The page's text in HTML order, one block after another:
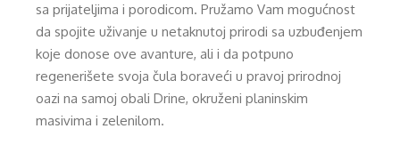
sa prijateljima i porodicom. Pružamo Vam mogućnost
da spojite uživanje u netaknutoj prirodi sa uzbuđenjem
koje donose ove avanture, ali i da potpuno
regenerišete svoja čula boraveći u pravoj prirodnoj
oazi na samoj obali Drine, okruženi planinskim
masivima i zelenilom.